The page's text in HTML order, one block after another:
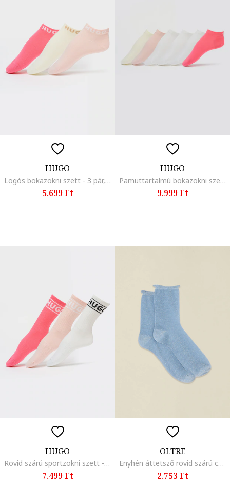
HUGO
Logós bokazokni szett - 3 pár, Csontszín/Rózsaszín
5.699 Ft
HUGO
Pamuttartalmú bokazokni szett - 6 pár, Fehér/Csontszín/Rózsaszín
9.999 Ft
HUGO
Rövid szárú sportzokni szett - 3 pár, Fehér/Rózsaszín
7.499 Ft
OLTRE
Enyhén áttetsző rövid szárú csillámos zokni, Világoskék
2.753 Ft